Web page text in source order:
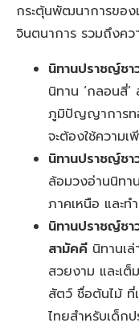
กระตุ้นพัฒนาการของ
จินตนาการ รวมถึงค
นิทานปราชญ์ชา
นิทาน ‘กลอนสี่’
ภูมิปัญญาการทอ
จะต้องใช้ความ
นิทานปราชญ์ชา
ล้อมวงอ่านนิท
ภาคเหนือ และ
นิทานปราชญ์ชา
สามัคคี นิทานเ
สวยงาม และเ
สัตว์ ชื่อต้นไม้ ที่
ไทยสำหรับเด็ก